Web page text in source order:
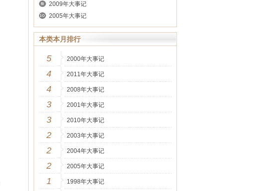
2009年大事记
2005年大事记
本类本月排行
5 2000年大事记
4 2011年大事记
4 2008年大事记
3 2001年大事记
3 2010年大事记
2 2003年大事记
2 2004年大事记
2 2005年大事记
1 1998年大事记